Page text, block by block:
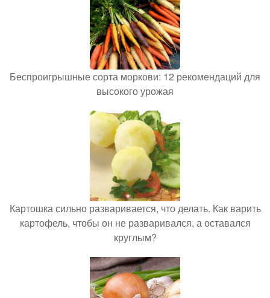
Беспроигрышные сорта моркови: 12 рекомендаций для
высокого урожая
Картошка сильно разваривается, что делать. Как варить
картофель, чтобы он не разваривался, а оставался
круглым?